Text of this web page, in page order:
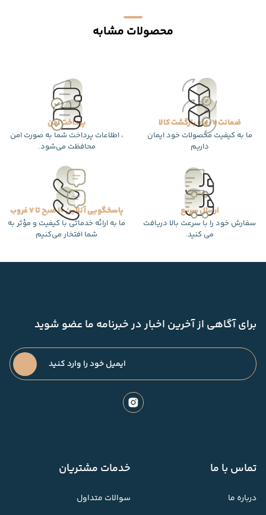
محصولات مشابه
ضمانت 7 روزه بازگشت کالا
ما به کیفیت محصولات خود ایمان
داریم
پرداخت امن
، اطلاعات پرداخت شما به صورت امن
محافظت می‌شود.
ارسال سریع
سفارش خود را با سرعت بالا دریافت
می کنید.
پاسخگویی آنلاین 10 صبح تا 7 غروب
ما به ارائه خدماتی با کیفیت و مؤثر به
شما افتخار می‌کنیم
برای آگاهی از آخرین اخبار در خبرنامه ما عضو شوید
تماس با ما
درباره ما
خدمات مشتریان
سوالات متداول